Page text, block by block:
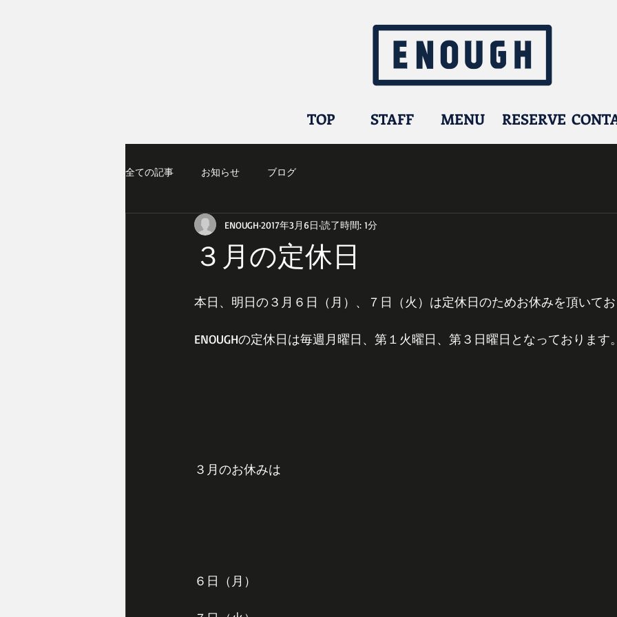
TOP STAFF MENU RESERVE
全ての記事 お知らせ ブログ
３月の定休日
ENOUGH 2017年3月6日 読了時間: 1分
本日、明日の３月６日（月）、７日（火）は定休日のためお休みを頂いて
ENOUGHの定休日は毎週月曜日、第１火曜日、第３日曜日となっております
３月のお休みは
６日（月）